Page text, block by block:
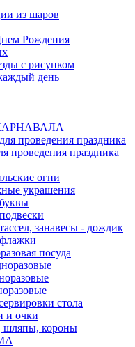
из шаров
Рождения
с рисунком
день
проведения праздника
проведения праздника
огни
украшения
занавесы - дождик
посуда
стола
и очки
шляпы, короны